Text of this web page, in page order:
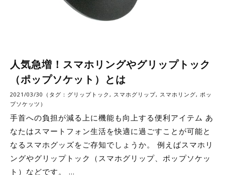
人気急増！スマホリングやグリップトック
（ポップソケット）とは
2021/03/30（タグ： グリップトック , スマホグリップ, スマホリング, ポッ
プソケッツ ）
手首への負担が減る上に機能も向上する便利アイテム あ
なたはスマートフォン生活を快適に過ごすことが可能と
なるスマホグッズをご存知でしょうか。 例えばスマホリ
ングやグリップトック（スマホグリップ、ポップソケッ
ト）などです。 …